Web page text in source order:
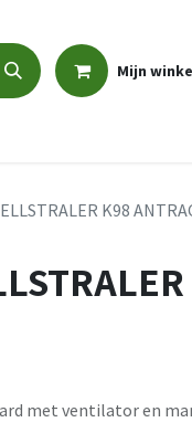
Mijn
K98
met ventilator en